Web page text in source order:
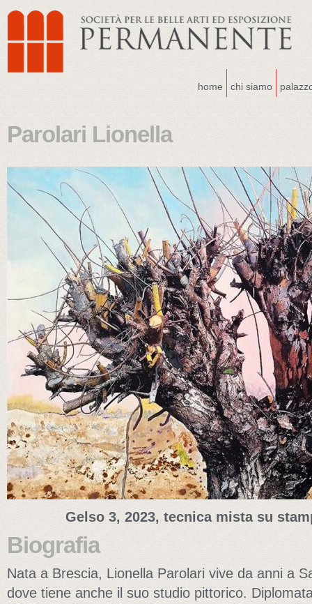
home chi siamo
Parolari Lionella
Gelso 3, 2023, tecnica mista su
Biografia
Nata a Brescia, Lionella Parolari vive da anni a
dove tiene anche il suo studio pittorico.